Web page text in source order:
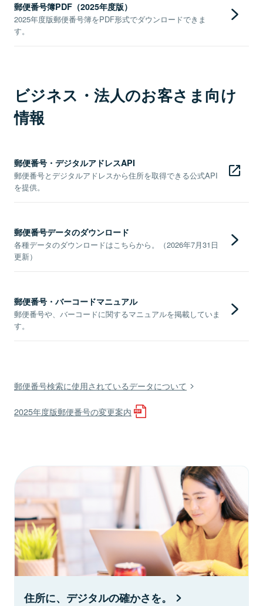
郵便番号簿PDF（2025年度版）
2025年度版郵便番号簿をPDF形式でダウンロードできま
す。
ビジネス・法人のお客さま向け
情報
郵便番号・デジタルアドレスAPI
郵便番号とデジタルアドレスから住所を取得できる公式API
を提供。
郵便番号データのダウンロード
各種データのダウンロードはこちらから。（2026年7月31日
更新）
郵便番号・バーコードマニュアル
郵便番号や、バーコードに関するマニュアルを掲載していま
す。
郵便番号検索に使用されているデータについて
2025年度版郵便番号の変更案内
住所に、デジタルの確かさを。